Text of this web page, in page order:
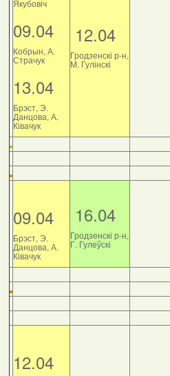
Якубовіч
09.04
Кобрын, А.
Страчук
13.04
Брэст, Э.
Данцова, А.
Ківачук
12.04
Гродзенскі р-н,
М. Гулінскі
09.04
Брэст, Э.
Данцова, А.
Ківачук
16.04
Гродзенскі р-н,
Г. Гулеўскі
12.04